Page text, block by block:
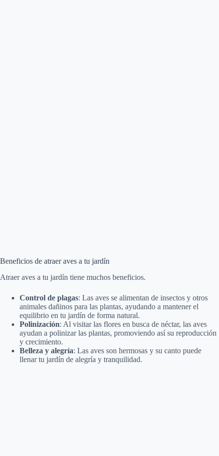
Beneficios de atraer aves a tu jardín
Atraer aves a tu jardín tiene muchos beneficios.
Control de plagas: Las aves se alimentan de insectos y otros
animales dañinos para las plantas, ayudando a mantener el
equilibrio en tu jardín de forma natural.
Polinización: Al visitar las flores en busca de néctar, las aves
ayudan a polinizar las plantas, promoviendo así su reproducción
y crecimiento.
Belleza y alegría: Las aves son hermosas y su canto puede
llenar tu jardín de alegría y tranquilidad.